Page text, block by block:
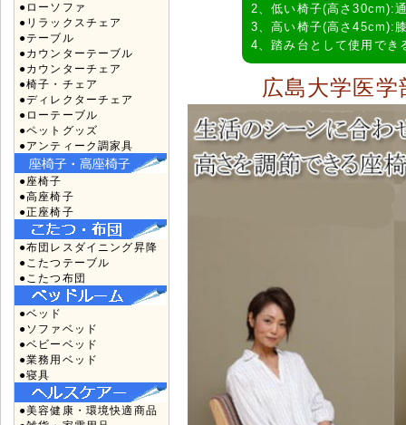
●ローソファ
●リラックスチェア
●テーブル
●カウンターテーブル
●カウンターチェア
●椅子・チェア
●ディレクターチェア
●ローテーブル
●ペットグッズ
●アンティーク調家具
●座椅子
●高座椅子
●正座椅子
●布団レスダイニング昇降
●こたつテーブル
●こたつ布団
●ベッド
●ソファベッド
●ベビーベッド
●業務用ベッド
●寝具
●美容健康・環境快適商品
2、低い椅子(高さ30cm):
3、高い椅子(高さ45cm):
4、踏み台として使用でき
広島大学医